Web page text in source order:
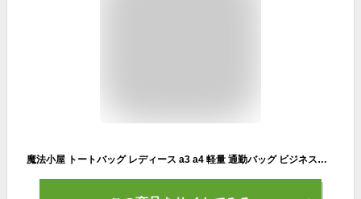
魔法小屋 トートバッグ レディース a3 a4 軽量 通勤バッグ ビジネスバッグ 本革 大きめ 大容量 仕事トートバック ポケット 軽いかばん 収納 大人 上品 出張 通学 旅行バッグ シンプル おしゃれ 可愛い カバン OL バッグ 肩掛け 仕切り 実用的 自立 20代 30代 40代 50代